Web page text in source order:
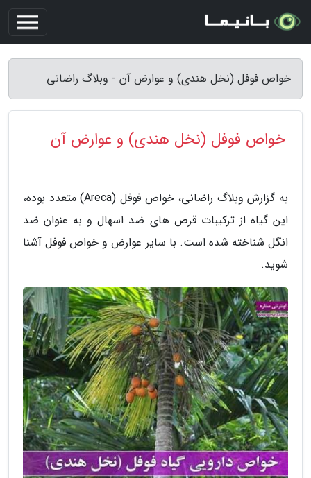
خواص فوفل (نخل هندی) و عوارض آن - وبلاگ راضانی
خواص فوفل (نخل هندی) و عوارض آن
به گزارش وبلاگ راضانی، خواص فوفل (Areca) متعدد بوده،
این گیاه از ترکیبات قرص های ضد اسهال و به عنوان ضد
انگل شناخته شده است. با سایر عوارض و خواص فوفل آشنا
شوید.